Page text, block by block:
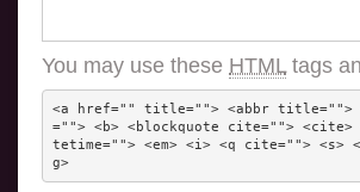
You may use these HTMLtags
<a href="" title=""> <abbr title="">
=""> <b> <blockquote cite=""> <cite>
tetime=""> <em> <i> <q cite=""> <s>
g>